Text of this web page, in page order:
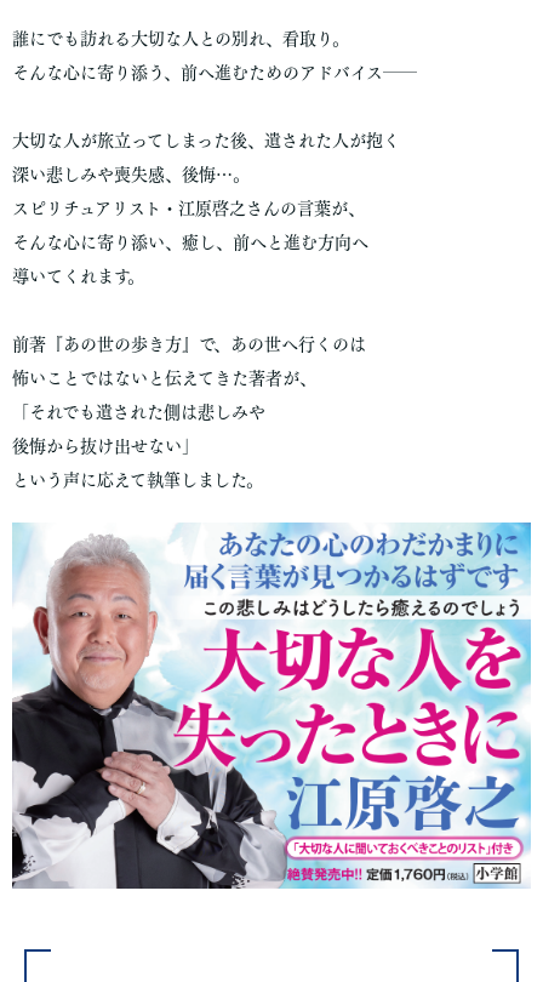
誰にでも訪れる大切な人との別れ、看取り。
そんな心に寄り添う、前へ進むためのアドバイス――
大切な人が旅立ってしまった後、遺された人が抱く
深い悲しみや喪失感、後悔…。
スピリチュアリスト・江原啓之さんの言葉が、
そんな心に寄り添い、癒し、前へと進む方向へ
導いてくれます。
前著『あの世の歩き方』で、あの世へ行くのは
怖いことではないと伝えてきた著者が、
「それでも遺された側は悲しみや
後悔から抜け出せない」
という声に応えて執筆しました。